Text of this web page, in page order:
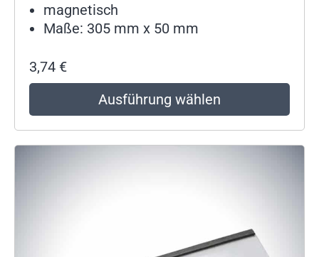
magnetisch
Maße: 305 mm x 50 mm
3,74 €
Ausführung wählen